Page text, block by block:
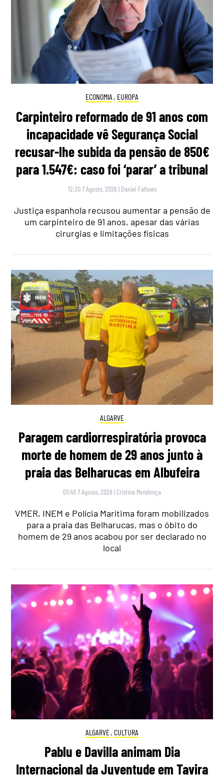
ECONOMIA , EUROPA
Carpinteiro reformado de 91 anos com
incapacidade vê Segurança Social
recusar-lhe subida da pensão de 850€
para 1.547€: caso foi ‘parar’ a tribunal
12:30 7 Agosto, 2026 | Daniel Fallows
Justiça espanhola recusou aumentar a pensão de
um carpinteiro de 91 anos, apesar das várias
cirurgias e limitações físicas
ALGARVE
Paragem cardiorrespiratória provoca
morte de homem de 29 anos junto à
praia das Belharucas em Albufeira
07:40 7 Agosto, 2026 | Cristina Mendonça
VMER, INEM e Polícia Marítima foram mobilizados
para a praia das Belharucas, mas o óbito do
homem de 29 anos acabou por ser declarado no
local
ALGARVE, CULTURA
Pablu e Davilla animam Dia
Internacional da Juventude em Tavira